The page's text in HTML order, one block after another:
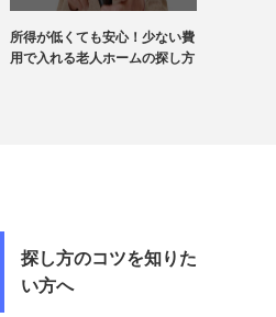
所得が低くても安心！少ない費
用で入れる老人ホームの探し方
探し方のコツを知りた
い方へ